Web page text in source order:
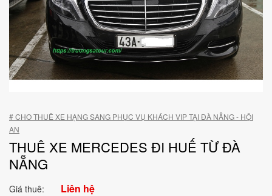
# CHO THUÊ XE HẠNG SANG PHỤC VỤ KHÁCH VIP TẠI ĐÀ NẴNG - HỘI
AN
THUÊ XE MERCEDES ĐI HUẾ TỪ ĐÀ
NẴNG
Giá thuê: Liên hệ